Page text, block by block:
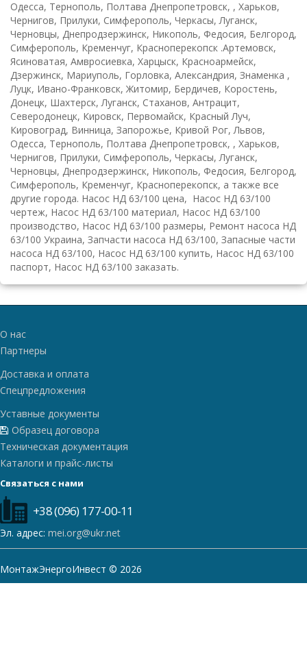
Одесса, Тернополь, Полтава Днепропетровск, , Харьков,
Чернигов, Прилуки, Симферополь, Черкасы, Луганск,
Черновцы, Днепродзержинск, Никополь, Федосия, Белгород,
Симферополь, Кременчуг, Красноперекопск .Артемовск,
Ясиноватая, Амвросиевка, Харцыск, Красноармейск,
Дзержинск, Мариуполь, Горловка, Александрия, Знаменка ,
Луцк, Ивано-Франковск, Житомир, Бердичев, Коростень,
Донецк, Шахтерск, Луганск, Стаханов, Антрацит,
Северодонецк, Кировск, Первомайск, Красный Луч,
Кировоград, Винница, Запорожье, Кривой Рог, Львов,
Одесса, Тернополь, Полтава Днепропетровск, , Харьков,
Чернигов, Прилуки, Симферополь, Черкасы, Луганск,
Черновцы, Днепродзержинск, Никополь, Федосия, Белгород,
Симферополь, Кременчуг, Красноперекопск, а также все
другие города. Насос НД 63/100 цена, Насос НД 63/100
чертеж, Насос НД 63/100 материал, Насос НД 63/100
производство, Насос НД 63/100 размеры, Ремонт насоса НД
63/100 Украина, Запчасти насоса НД 63/100, Запасные части
насоса НД 63/100, Насос НД 63/100 купить, Насос НД 63/100
паспорт, Насос НД 63/100 заказать.
О нас
Партнеры
Доставка и оплата
Спецпредложения
Уставные документы
Образец договора
Техническая документация
Каталоги и прайс-листы
Связаться с нами
+38 (096) 177-00-11
Эл. адрес: mei.org@ukr.net
МонтажЭнергоИнвест © 2026